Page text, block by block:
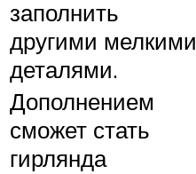
заполнить
другими мелкими
деталями.
Дополнением
сможет стать
гирлянда